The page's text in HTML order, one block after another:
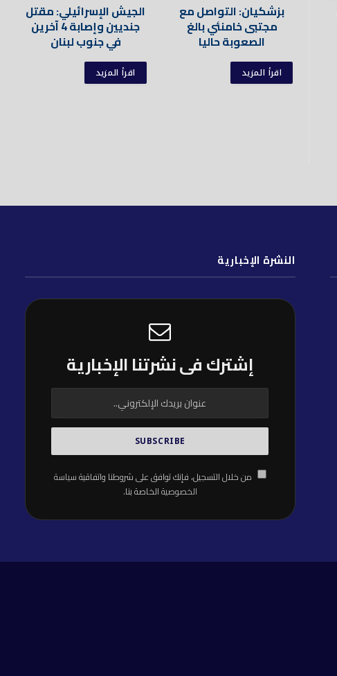
بزشكيان: التواصل مع
مجتبى خامنئي بالغ
الصعوبة حاليا
اقرأ المزيد
الجيش الإسرائيلي: مقتل
جنديين وإصابة 4 آخرين
في جنوب لبنان
اقرأ المزيد
النشرة الإخبارية
إشترك فى نشرتنا الإخبارية
من خلال التسجيل، فإنك توافق على شروطنا واتفاقيةسياسة
الخصوصيةالخاصة بنا.